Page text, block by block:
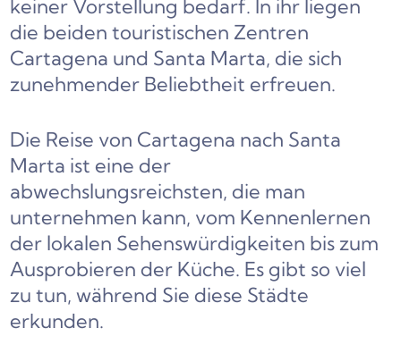
keiner Vorstellung bedarf. In ihr liegen
die beiden touristischen Zentren
Cartagena und Santa Marta, die sich
zunehmender Beliebtheit erfreuen.
Die Reise von Cartagena nach Santa
Marta ist eine der
abwechslungsreichsten, die man
unternehmen kann, vom Kennenlernen
der lokalen Sehenswürdigkeiten bis zum
Ausprobieren der Küche. Es gibt so viel
zu tun, während Sie diese Städte
erkunden.